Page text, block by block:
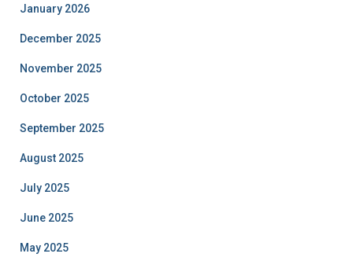
January 2026
December 2025
November 2025
October 2025
September 2025
August 2025
July 2025
June 2025
May 2025